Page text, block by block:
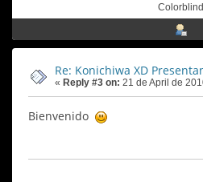
Colorblind
Re: Konichiwa XD
« Reply #3 on: 21 de April de
Bienvenido